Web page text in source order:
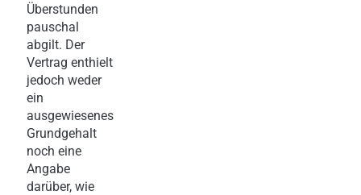
Überstunden
pauschal
abgilt. Der
Vertrag enthielt
jedoch weder
ein
ausgewiesenes
Grundgehalt
noch eine
Angabe
darüber, wie